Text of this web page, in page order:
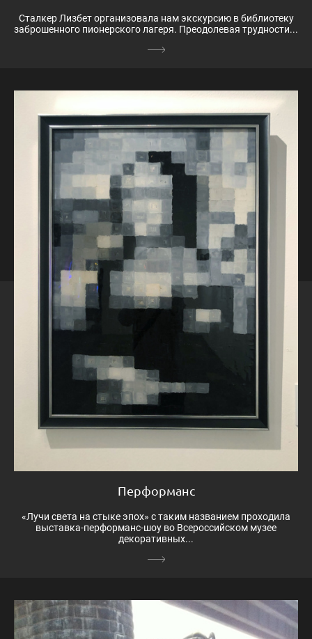
Сталкер Лизбет организовала нам экскурсию в библиотеку
заброшенного пионерского лагеря. Преодолевая трудности...
Перформанс
«Лучи света на стыке эпох» с таким названием проходила
выставка-перформанс-шоу во Всероссийском музее
декоративных...